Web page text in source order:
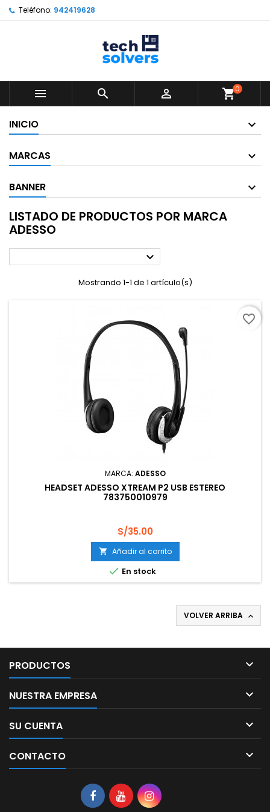
Teléfono: 942419628
   shopping_cart0
INICIO
MARCAS
BANNER
LISTADO DE PRODUCTOS POR MARCA
ADESSO

Mostrando 1-1 de 1 artículo(s)
MARCA: ADESSO
HEADSET ADESSO XTREAM P2 USB ESTEREO
783750010979
Precio
S/35.00
 Añadir al carrito
 En stock
favorite_border
VOLVER ARRIBA 
PRODUCTOS 
NUESTRA EMPRESA 
SU CUENTA 
CONTACTO 